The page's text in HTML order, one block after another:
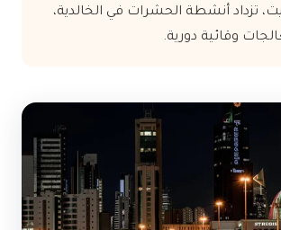
تزداد أنشطة الحشرات في الخالدية،
وقائية دورية.